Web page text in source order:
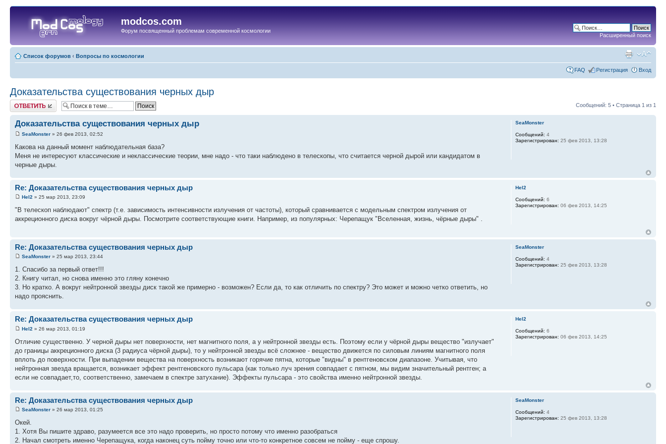
modcos.com
Форум посвященный проблемам современной космологии
Расширенный поиск
Список форумов ‹ Вопросы по космологии
FAQ Регистрация Вход
Доказательства существования черных дыр
Ответить Сообщений: 5 • Страница 1 из 1
Доказательства существования черных дыр
SeaMonster » 26 фев 2013, 02:52
Какова на данный момент наблюдательная база?
Меня не интересуют классические и неклассические теории, мне надо - что таки наблюдено в телескопы, что считается черной дырой или кандидатом в
черные дыры.
SeaMonster
Сообщений: 4
Зарегистрирован: 25 фев 2013, 13:28
Re: Доказательства существования черных дыр
Hel2 » 25 мар 2013, 23:09
"В телескоп наблюдают" спектр (т.е. зависимость интенсивности излучения от частоты), который сравнивается с модельным спектром излучения от
аккреционного диска вокруг чёрной дыры. Посмотрите соответствующие книги. Например, из популярных: Черепащук "Вселенная, жизнь, чёрные дыры" .
Hel2
Сообщений: 6
Зарегистрирован: 06 фев 2013, 14:25
Re: Доказательства существования черных дыр
SeaMonster » 25 мар 2013, 23:44
1. Спасибо за первый ответ!!!
2. Книгу читал, но снова именно это гляну конечно
3. Но кратко. А вокруг нейтронной звезды диск такой же примерно - возможен? Если да, то как отличить по спектру? Это может и можно четко ответить, но
надо прояснить.
SeaMonster
Сообщений: 4
Зарегистрирован: 25 фев 2013, 13:28
Re: Доказательства существования черных дыр
Hel2 » 26 мар 2013, 01:19
Отличие существенно. У черной дыры нет поверхности, нет магнитного поля, а у нейтронной звезды есть. Поэтому если у чёрной дыры вещество "излучает"
до границы аккреционного диска (3 радиуса чёрной дыры), то у нейтронной звезды всё сложнее - вещество движется по силовым линиям магнитного поля
вплоть до поверхности. При выпадении вещества на поверхность возникают горячие пятна, которые "видны" в рентгеновском диапазоне. Учитывая, что
нейтронная звезда вращается, возникает эффект рентгеновского пульсара (как только луч зрения совпадает с пятном, мы видим значительный рентген; а
если не совпадает,то, соответственно, замечаем в спектре затухание). Эффекты пульсара - это свойства именно нейтронной звезды.
Hel2
Сообщений: 6
Зарегистрирован: 06 фев 2013, 14:25
Re: Доказательства существования черных дыр
SeaMonster » 26 мар 2013, 01:25
Окей.
1. Хотя Вы пишите здраво, разумеется все это надо проверить, но просто потому что именно разобраться
2. Начал смотреть именно Черепащука, когда наконец суть пойму точно или что-то конкретное совсем не пойму - еще спрошу.
SeaMonster
Сообщений: 4
Зарегистрирован: 25 фев 2013, 13:28